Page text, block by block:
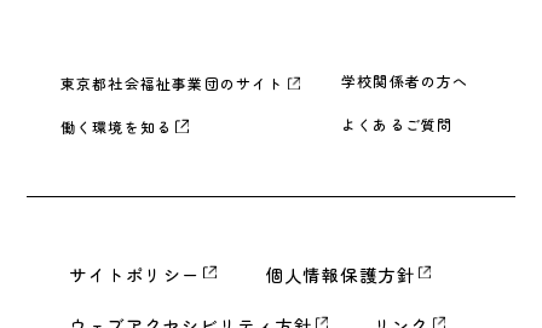
東京都社会福祉事業団のサイト 学校関係者の方へ
働く環境を知る よくあるご質問
サイトポリシー
個人情報保護方針